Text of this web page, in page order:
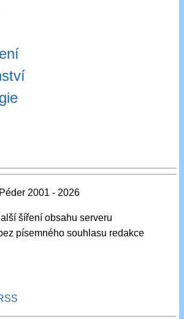
2001 - 2026
šíření obsahu serveru
písemného souhlasu redakce